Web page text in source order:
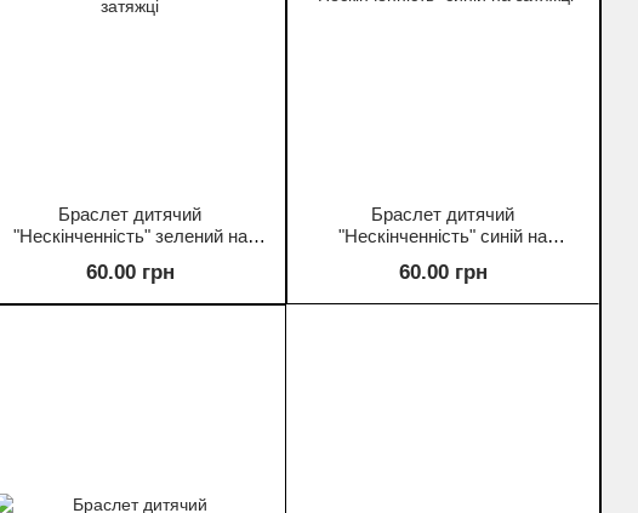
Браслет дитячий
"Нескінченність" зелений на
60.00 грн
Браслет дитячий
"Нескінченність" синій на
60.00 грн